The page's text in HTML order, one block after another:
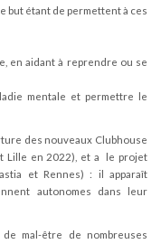
but étant de permettent à ces
en aidant à reprendre ou se
mentale et permettre le
des nouveaux Clubhouse
Lille en 2022), et a le projet
et Rennes) : il apparaît
autonomes dans leur
mal-être de nombreuses